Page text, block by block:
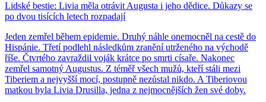
Lidské bestie: Livia měla otrávit Augusta i jeho dědice. Důkazy se
po dvou tisících letech rozpadají
Jeden zemřel během epidemie. Druhý náhle onemocněl na cestě do
Hispánie. Třetí podlehl následkům zranění utrženého na východě
říše. Čtvrtého zavraždil voják krátce po smrti císaře. Nakonec
zemřel samotný Augustus. Z téměř všech mužů, kteří stáli mezi
Tiberiem a nejvyšší mocí, postupně nezůstal nikdo. A Tiberiovou
matkou byla Livia Drusilla, jedna z nejmocnějších žen své doby.